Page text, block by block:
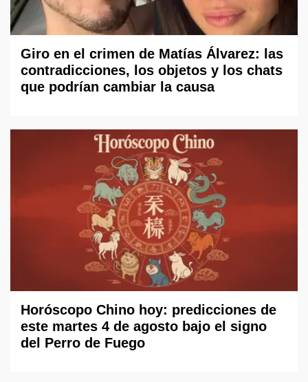
Giro en el crimen de Matías Álvarez: las
contradicciones, los objetos y los chats
que podrían cambiar la causa
Horóscopo Chino hoy: predicciones de
este martes 4 de agosto bajo el signo
del Perro de Fuego